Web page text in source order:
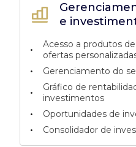
e
•
Acesso a produtos
ofertas
• Gerenciamento do
•
Gráfico de
investimentos
• Oportunidades de
• Consolidador de